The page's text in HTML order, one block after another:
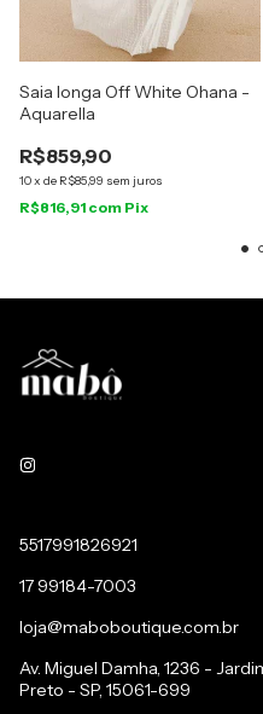
Saia longa Off White Ohana -
Aquarella
R$859,90
10x de R$85,99 sem juros
R$816,91 com Pix
5517991826921
17 99184-7003
loja@maboboutique.com.br
Av. Miguel Damha, 1236 -
Preto - SP, 15061-699